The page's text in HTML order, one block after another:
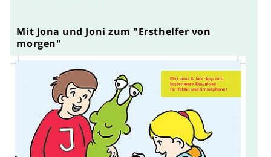
Mit Jona und Joni zum "Ersthelfer von
morgen"